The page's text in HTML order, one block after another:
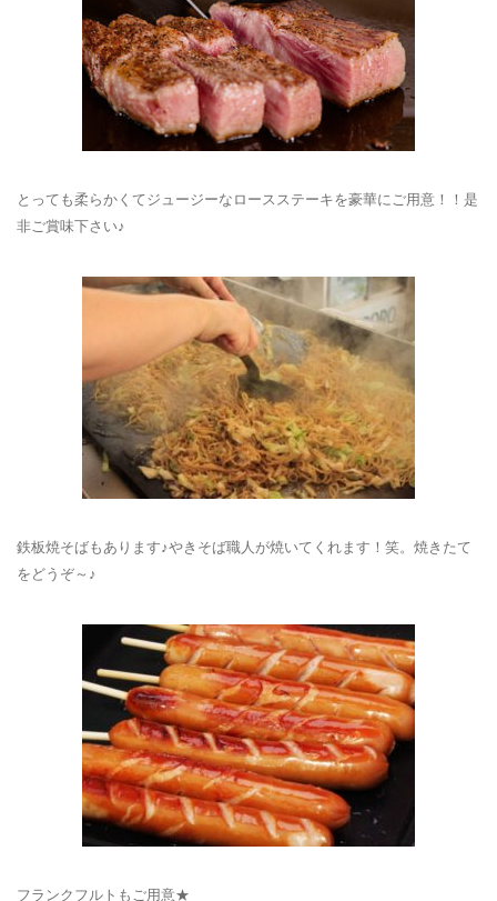
とっても柔らかくてジュージーなロースステーキを豪華にご用意！！是
非ご賞味下さい♪
鉄板焼そばもあります♪やきそば職人が焼いてくれます！笑。焼きたて
をどうぞ～♪
フランクフルトもご用意★